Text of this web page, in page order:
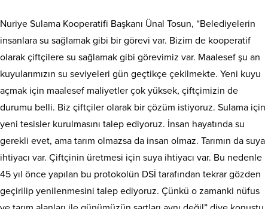
Nuriye Sulama Kooperatifi Başkanı Ünal Tosun, “Belediyelerin
insanlara su sağlamak gibi bir görevi var. Bizim de kooperatif
olarak çiftçilere su sağlamak gibi görevimiz var. Maalesef şu an
kuyularımızın su seviyeleri gün geçtikçe çekilmekte. Yeni kuyu
açmak için maalesef maliyetler çok yüksek, çiftçimizin de
durumu belli. Biz çiftçiler olarak bir çözüm istiyoruz. Sulama için
yeni tesisler kurulmasını talep ediyoruz. İnsan hayatında su
gerekli evet, ama tarım olmazsa da insan olmaz. Tarımın da suya
ihtiyacı var. Çiftçinin üretmesi için suya ihtiyacı var. Bu nedenle
45 yıl önce yapılan bu protokolün DSİ tarafından tekrar gözden
geçirilip yenilenmesini talep ediyoruz. Çünkü o zamanki nüfus